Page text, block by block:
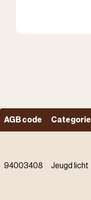
AGB code Categorie
94003408 Jeugd licht